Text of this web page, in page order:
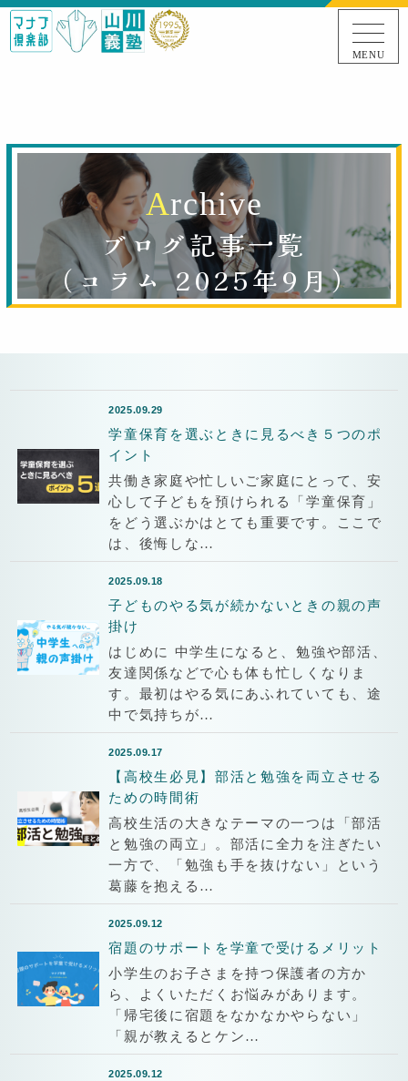
MENU
Archive
ブログ記事一覧
（コラム 2025年9月）
2025.09.29
学童保育を選ぶときに見るべき５つのポ
イント
共働き家庭や忙しいご家庭にとって、安
心して子どもを預けられる「学童保育」
をどう選ぶかはとても重要です。ここで
は、後悔しな…
2025.09.18
子どものやる気が続かないときの親の声
掛け
はじめに 中学生になると、勉強や部活、
友達関係などで心も体も忙しくなりま
す。最初はやる気にあふれていても、途
中で気持ちが…
2025.09.17
【高校生必見】部活と勉強を両立させる
ための時間術
高校生活の大きなテーマの一つは「部活
と勉強の両立」。部活に全力を注ぎたい
一方で、「勉強も手を抜けない」という
葛藤を抱える…
2025.09.12
宿題のサポートを学童で受けるメリット
小学生のお子さまを持つ保護者の方か
ら、よくいただくお悩みがあります。
「帰宅後に宿題をなかなかやらない」
「親が教えるとケン…
2025.09.12